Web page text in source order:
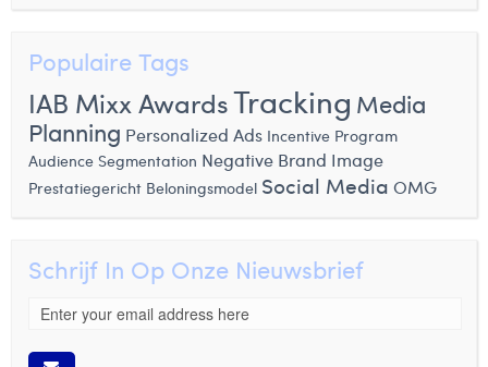
Populaire Tags
IAB Mixx AwardsTracking Media
Planning Personalized Ads Incentive Program
Audience Segmentation Negative Brand Image
Prestatiegericht Beloningsmodel Social Media OMG
Schrijf In Op Onze Nieuwsbrief